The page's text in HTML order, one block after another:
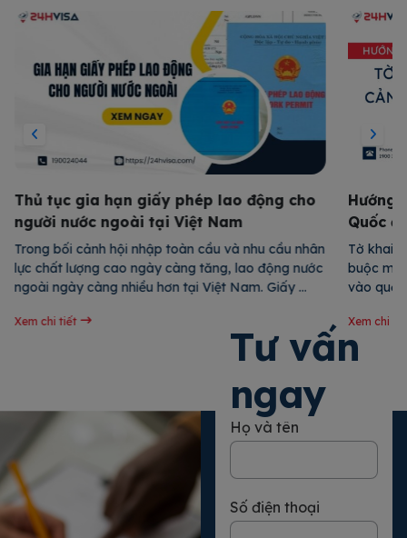
Thủ tục gia hạn giấy phép lao động cho
người nước ngoài tại Việt Nam
Trong bối cảnh hội nhập toàn cầu và nhu cầu nhân
lực chất lượng cao ngày càng tăng, lao động nước
ngoài ngày càng nhiều hơn tại Việt Nam. Giấy
động nước ngoài làm việc hợp pháp tại nước ta và
Xem chi tiết
Hướng
Quốc
Tờ khai
buộc mà
vào
nhập
hành
Xem chi
Tư vấn
ngay
Họ và tên
Số điện thoại